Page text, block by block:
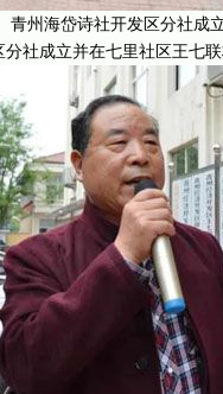
青州海岱诗社开发区分社成
社成立并在七里社区王七